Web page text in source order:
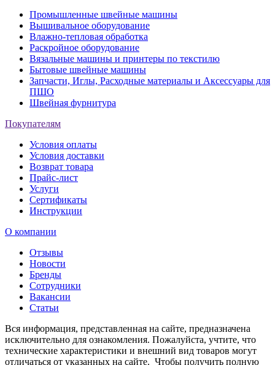
Промышленные швейные машины
Вышивальное оборудование
Влажно-тепловая обработка
Раскройное оборудование
Вязальные машины и принтеры по текстилю
Бытовые швейные машины
Запчасти, Иглы, Расходные материалы и Аксессуары для
ПШО
Швейная фурнитура
Покупателям
Условия оплаты
Условия доставки
Возврат товара
Прайс-лист
Услуги
Сертификаты
Инструкции
О компании
Отзывы
Новости
Бренды
Сотрудники
Вакансии
Статьи
Вся информация, представленная на сайте, предназначена
исключительно для ознакомления. Пожалуйста, учтите, что
технические характеристики и внешний вид товаров могут
отличаться от указанных на сайте. Чтобы получить полную